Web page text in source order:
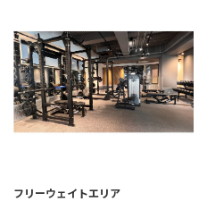
フリーウェイトエリア